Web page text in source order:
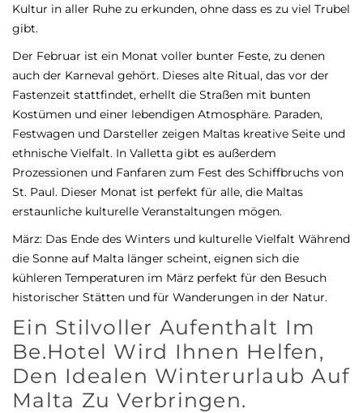
Kultur in aller Ruhe zu erkunden, ohne dass es zu viel Trubel
gibt.
Der Februar ist ein Monat voller bunter Feste, zu denen
auch der Karneval gehört. Dieses alte Ritual, das vor der
Fastenzeit stattfindet, erhellt die Straßen mit bunten
Kostümen und einer lebendigen Atmosphäre. Paraden,
Festwagen und Darsteller zeigen Maltas kreative Seite und
ethnische Vielfalt. In Valletta gibt es außerdem
Prozessionen und Fanfaren zum Fest des Schiffbruchs von
St. Paul. Dieser Monat ist perfekt für alle, die Maltas
erstaunliche kulturelle Veranstaltungen mögen.
März: Das Ende des Winters und kulturelle Vielfalt Während
die Sonne auf Malta länger scheint, eignen sich die
kühleren Temperaturen im März perfekt für den Besuch
historischer Stätten und für Wanderungen in der Natur.
Ein Stilvoller Aufenthalt Im
Be.Hotel Wird Ihnen Helfen,
Den Idealen Winterurlaub Auf
Malta Zu Verbringen.